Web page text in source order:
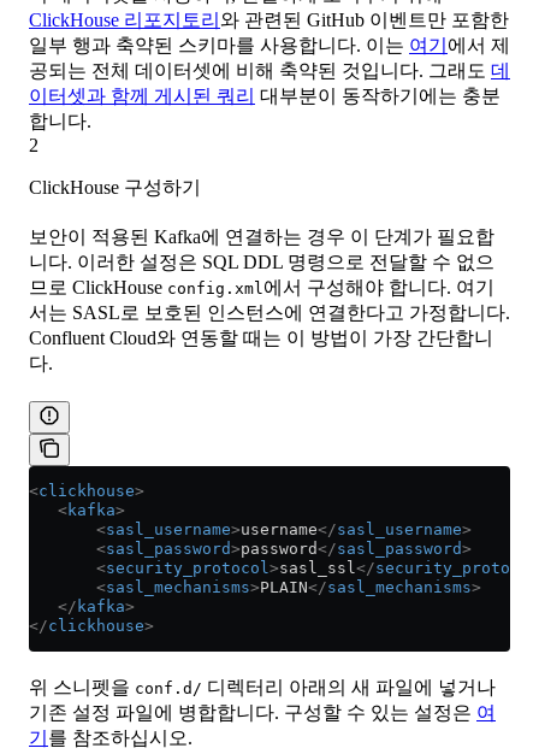
ClickHouse 리포지토리 와 관련된 GitHub 이벤트만 포함한
일부 행과 축약된 스키마를 사용합니다. 이는 여기 에서 제
공되는 전체 데이터셋에 비해 축약된 것입니다. 그래도 데
이터셋과 함께 게시된 쿼리 대부분이 동작하기에는 충분
합니다.
2
ClickHouse 구성하기
보안이 적용된 Kafka에 연결하는 경우 이 단계가 필요합
니다. 이러한 설정은 SQL DDL 명령으로 전달할 수 없으
므로 ClickHouse config.xml에서 구성해야 합니다. 여기
서는 SASL로 보호된 인스턴스에 연결한다고 가정합니다.
Confluent Cloud와 연동할 때는 이 방법이 가장 간단합니
다.
<clickhouse>
   <
kafka>
       <
sasl_username>username</sasl_username>
       <
sasl_password>password</sasl_password>
       <
security_protocol>sasl_ssl</security_protocol
       <
sasl_mechanisms>PLAIN</sasl_mechanisms>
   </
kafka>
</clickhouse>
위 스니펫을 conf.d/ 디렉터리 아래의 새 파일에 넣거나
기존 설정 파일에 병합합니다. 구성할 수 있는 설정은 여
기 를 참조하십시오.